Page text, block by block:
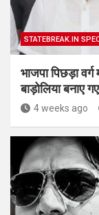
STATEBREAK.IN
भाजपा पिछड़ा वर्ग
बाड़ोलिया बनाए
4 weeks ago